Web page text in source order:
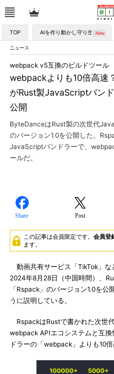
TOP AIを作り動かし守り生かす
ニュース
webpackよりも10倍高
がRust製JavaScriptバン
公開
webpack v5互換のビルドツール
ByteDanceはRust製の次世代
のバージョン1.0を公開した。
JavaScriptバンドラーで、
ールだ。
Share Post
この記事は会員限定です。 会員登
ます。
動画共有サービス「TikTok」
2024年8月28日（中国時間）、
「Rspack」のバージョン1.0を
うに説明している。
RspackはRustで書かれた次世
webpack APIエコシステムと互
ドラーの「webpack」よりも10倍